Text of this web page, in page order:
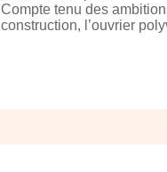
Compte tenu des
construction, l’ouvrier